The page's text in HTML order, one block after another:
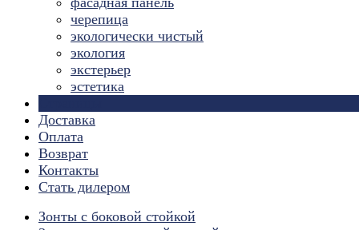
черепица
экологически чистый
экология
экстерьер
эстетика
Доставка
Оплата
Возврат
Контакты
Стать дилером
Зонты с боковой стойкой